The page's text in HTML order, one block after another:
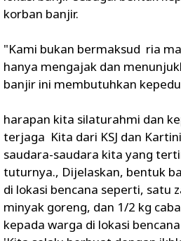
korban banjir.
"Kami bukan bermaksud ria
hanya mengajak dan
banjir ini membutuhkan
harapan kita silaturahmi dan
terjaga Kita dari KSJ dan
saudara-saudara kita yang
tuturnya., Dijelaskan, bentuk
di lokasi bencana seperti, satu
minyak goreng, dan 1/2 kg
kepada warga di lokasi